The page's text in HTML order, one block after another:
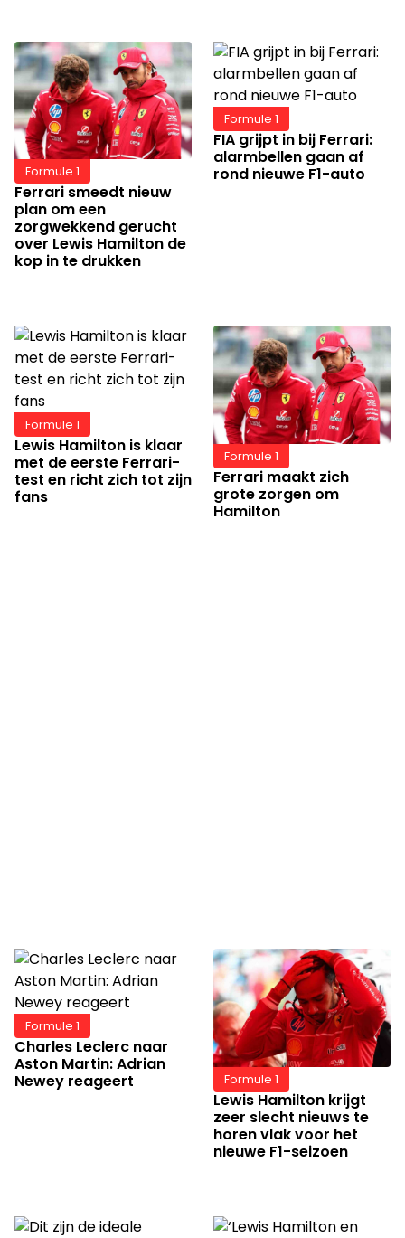
Formule 1
Ferrari smeedt nieuw
plan om een
zorgwekkend gerucht
over Lewis Hamilton de
kop in te drukken
Formule 1
FIA grijpt in bij Ferrari:
alarmbellen gaan af
rond nieuwe F1-auto
Formule 1
Lewis Hamilton is klaar
met de eerste Ferrari-
test en richt zich tot zijn
fans
Formule 1
Ferrari maakt zich
grote zorgen om
Hamilton
Formule 1
Charles Leclerc naar
Aston Martin: Adrian
Newey reageert
Formule 1
Lewis Hamilton krijgt
zeer slecht nieuws te
horen vlak voor het
nieuwe F1-seizoen